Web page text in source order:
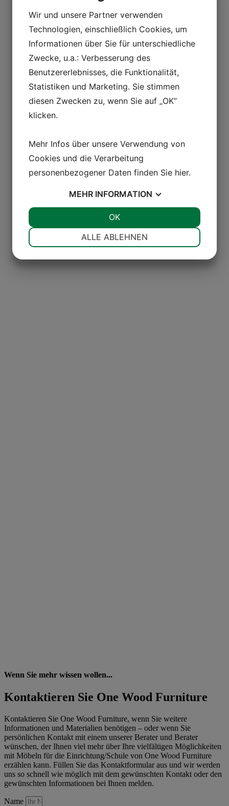
Wenn Sie mehr wissen wollen...
Kontaktieren Sie One Wood Furniture
Kontaktieren Sie One Wood Furniture, wenn Sie weitere
Informationen und Materialien benötigen – oder wenn Sie
persönlichen Kontakt mit einem unserer Berater und Berater
wünschen, der Ihnen viel mehr über Ihre vielfältigen Möglichkeiten
mit Möbeln für die Einrichtung/Schule von One Wood Furniture
erzählen kann. Füllen Sie das Kontaktformular aus und wir werden
uns so schnell wie möglich mit dem gewünschten Kontakt oder den
gewünschten Informationen bei Ihnen melden.
Name
Wir und unsere Partner verwenden
Technologien, einschließlich Cookies, um
Informationen über Sie für unterschiedliche
Zwecke, u.a.: Verbesserung des
Benutzererlebnisses, die Funktionalität,
Statistiken und Marketing. Sie stimmen
diesen Zwecken zu, wenn Sie auf „OK“
klicken.
Mehr Infos über unsere Verwendung von
Cookies und die Verarbeitung
personenbezogener Daten finden Sie hier.
MEHR INFORMATION
ALLE ABLEHNEN
OK